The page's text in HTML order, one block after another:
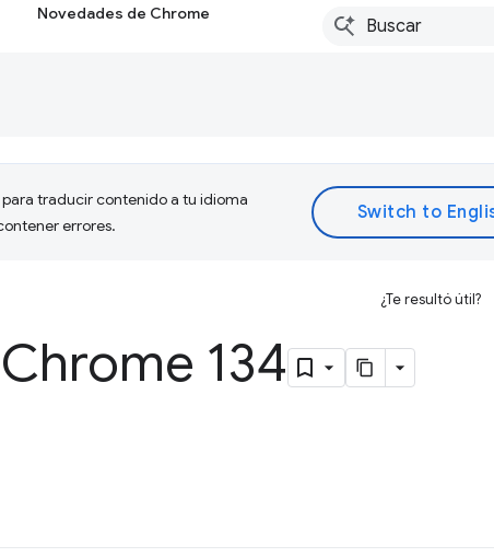
Novedades de Chrome
traducir contenido a tu idioma
errores.
¿Te resultó útil?
134